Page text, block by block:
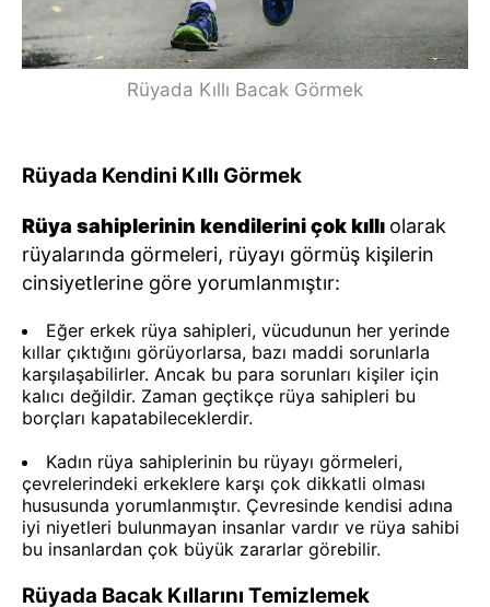
Rüyada Kıllı Bacak Görmek
Rüyada Kendini Kıllı Görmek
Rüya sahiplerinin kendilerini çok kıllı olarak
rüyalarında görmeleri, rüyayı görmüş kişilerin
cinsiyetlerine göre yorumlanmıştır:
Eğer erkek rüya sahipleri, vücudunun her yerinde
kıllar çıktığını görüyorlarsa, bazı maddi sorunlarla
karşılaşabilirler. Ancak bu para sorunları kişiler için
kalıcı değildir. Zaman geçtikçe rüya sahipleri bu
borçları kapatabileceklerdir.
Kadın rüya sahiplerinin bu rüyayı görmeleri,
çevrelerindeki erkeklere karşı çok dikkatli olması
hususunda yorumlanmıştır. Çevresinde kendisi adına
iyi niyetleri bulunmayan insanlar vardır ve rüya sahibi
bu insanlardan çok büyük zararlar görebilir.
Rüyada Bacak Kıllarını Temizlemek